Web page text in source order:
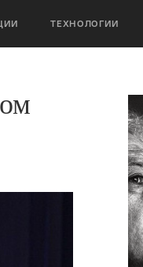
ТЕХНОЛОГИИ